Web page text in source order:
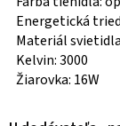
Energetická
Materiál
Kelvin: 3000
Žiarovka: 16W